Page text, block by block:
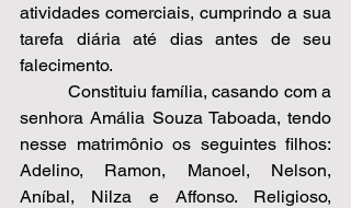
atividades comerciais, cumprindo a sua
tarefa diária até dias antes de seu
falecimento.
senhora Amália Souza Taboada, tendo
nesse matrimônio os seguintes filhos:
Adelino, Ramon, Manoel, Nelson,
Aníbal, Nilza e Affonso. Religioso,